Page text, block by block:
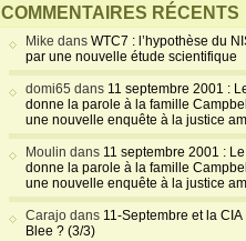
COMMENTAIRES RÉCENTS
Mike dans WTC7 : l’hypothèse du
par une nouvelle étude scientifique
domi65 dans 11 septembre 2001 :
donne la parole à la famille
une nouvelle enquête à la justice
Moulin dans 11 septembre 2001 :
donne la parole à la famille
une nouvelle enquête à la justice
Carajo dans 11-Septembre et la CIA
Blee ? (3/3)